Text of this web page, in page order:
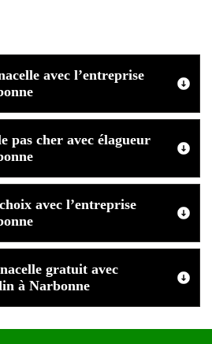
avec l’entreprise
pas cher avec élagueur
avec l’entreprise
gratuit avec
à Narbonne